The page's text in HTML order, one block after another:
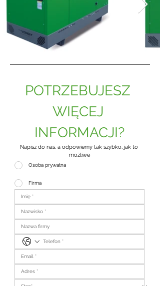
POTRZEBUJESZ
WIĘCEJ
INFORMACJI?
Napisz do nas, a odpowiemy tak szybko, jak to
możliwe
Osoba prywatna
Firma